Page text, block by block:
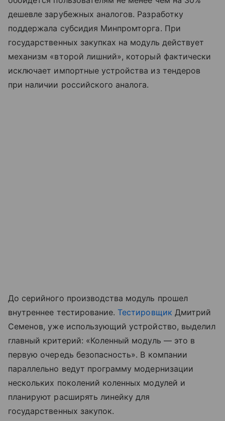
дешевле зарубежных аналогов. Разработку
поддержала субсидия Минпромторга. При
государственных закупках на модуль действует
механизм «второй лишний», который фактически
исключает импортные устройства из тендеров
при наличии российского аналога.
До серийного производства модуль прошел
внутреннее тестирование. Тестировщик Дмитрий
Семенов, уже использующий устройство, выделил
главный критерий: «Коленный модуль — это в
первую очередь безопасность». В компании
параллельно ведут программу модернизации
нескольких поколений коленных модулей и
планируют расширять линейку для
государственных закупок.